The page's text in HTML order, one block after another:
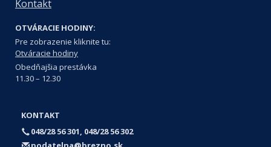
Kontakt
OTVÁRACIE HODINY:
Pre zobrazenie kliknite tu:
Otváracie hodiny
Obedňajšia prestávka
11.30 – 12.30
KONTAKT
048/28 56 301, 048/28 56 302